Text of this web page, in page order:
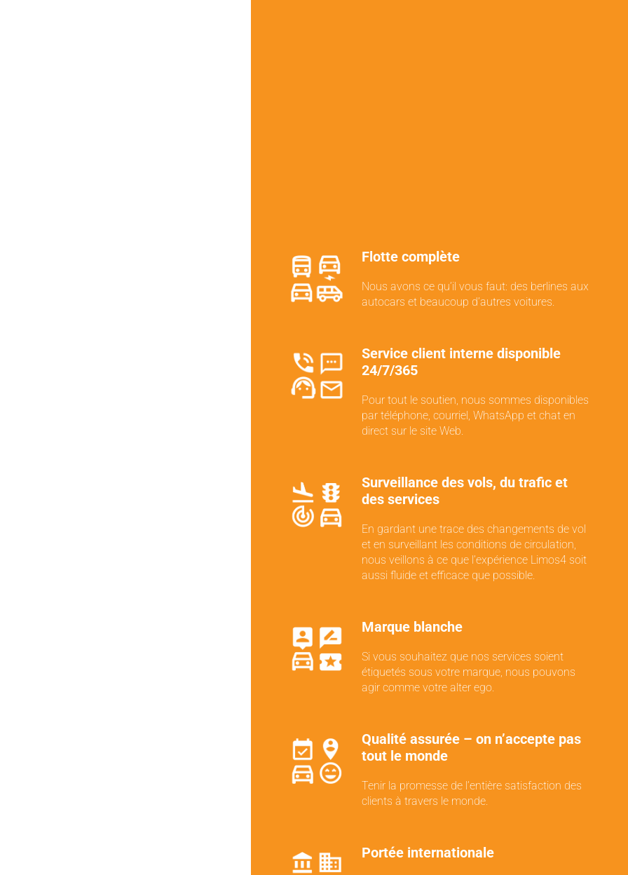
Flotte complète
Nous avons ce qu’il vous faut: des berlines aux
autocars et beaucoup d’autres voitures.
Service client interne disponible
24/7/365
Pour tout le soutien, nous sommes disponibles
par téléphone, courriel, WhatsApp et chat en
direct sur le site Web.
Surveillance des vols, du trafic et
des services
En gardant une trace des changements de vol
et en surveillant les conditions de circulation,
nous veillons à ce que l’expérience Limos4 soit
aussi fluide et efficace que possible.
Marque blanche
Si vous souhaitez que nos services soient
étiquetés sous votre marque, nous pouvons
agir comme votre alter ego.
Qualité assurée – on n’accepte pas
tout le monde
Tenir la promesse de l’entière satisfaction des
clients à travers le monde.
Portée internationale